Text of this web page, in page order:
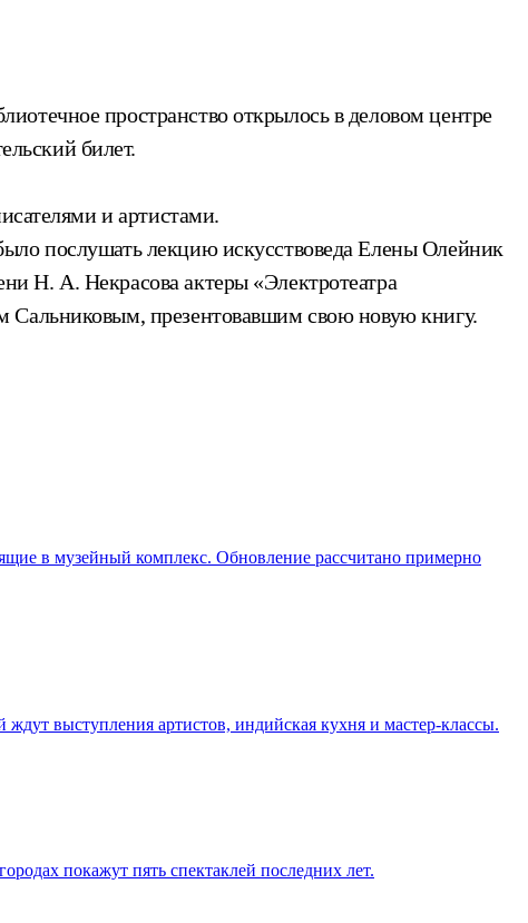
пространство открылось в деловом центре
билет.
и артистами.
послушать лекцию искусствоведа Елены Олейник
Н. А. Некрасова актеры «Электротеатра
Сальниковым, презентовавшим свою новую книгу.
в музейный комплекс. Обновление рассчитано примерно
выступления артистов, индийская кухня и мастер-классы.
покажут пять спектаклей последних лет.